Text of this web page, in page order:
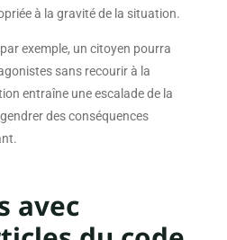
à la gravité de la situation.
exemple, un citoyen pourra
sans recourir à la
entraîne une escalade de la
des conséquences
avec